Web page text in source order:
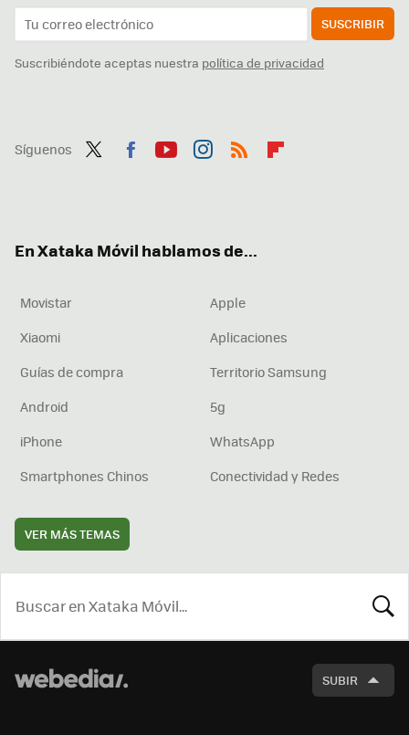
SUSCRIBIR
Suscribiéndote aceptas nuestra política de privacidad
Síguenos
En Xataka Móvil hablamos de...
Movistar
Apple
Xiaomi
Aplicaciones
Guías de compra
Territorio Samsung
Android
5g
iPhone
WhatsApp
Smartphones Chinos
Conectividad y Redes
VER MÁS TEMAS
SUBIR